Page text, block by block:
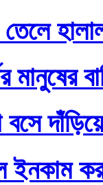
মানুষের
ইনকাম